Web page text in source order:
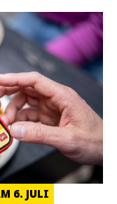
6. JULI